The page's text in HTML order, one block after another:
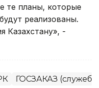
те планы, которые
реализованы.
Казахстану», -
ГОСЗАКАЗ